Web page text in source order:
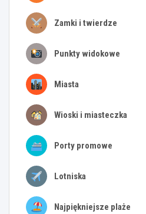
Zamki i twierdze
Punkty widokowe
Miasta
Wioski i miasteczka
Porty promowe
Lotniska
Najpiękniejsze plaże